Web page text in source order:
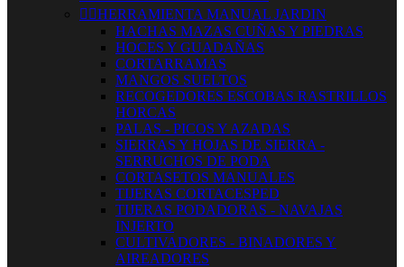
 HERRAMIENTA MANUAL JARDIN
HACHAS MAZAS CUÑAS Y PIEDRAS
HOCES Y GUADAÑAS
CORTARRAMAS
MANGOS SUELTOS
RECOGEDORES ESCOBAS RASTRILLOS
HORCAS
PALAS - PICOS Y AZADAS
SIERRAS Y HOJAS DE SIERRA -
SERRUCHOS DE PODA
CORTASETOS MANUALES
TIJERAS CORTACESPED
TIJERAS PODADORAS - NAVAJAS
INJERTO
CULTIVADORES - BINADORES Y
AIREADORES